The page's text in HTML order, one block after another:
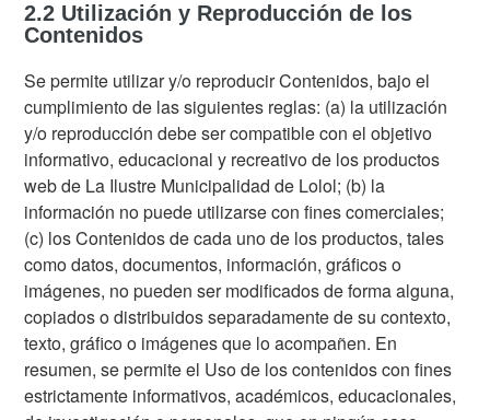
2.2 Utilización y Reproducción de los
Contenidos
Se permite utilizar y/o reproducir Contenidos, bajo el
cumplimiento de las siguientes reglas: (a) la utilización
y/o reproducción debe ser compatible con el objetivo
informativo, educacional y recreativo de los productos
web de La Ilustre Municipalidad de Lolol; (b) la
información no puede utilizarse con fines comerciales;
(c) los Contenidos de cada uno de los productos, tales
como datos, documentos, información, gráficos o
imágenes, no pueden ser modificados de forma alguna,
copiados o distribuidos separadamente de su contexto,
texto, gráfico o imágenes que lo acompañen. En
resumen, se permite el Uso de los contenidos con fines
estrictamente informativos, académicos, educacionales,